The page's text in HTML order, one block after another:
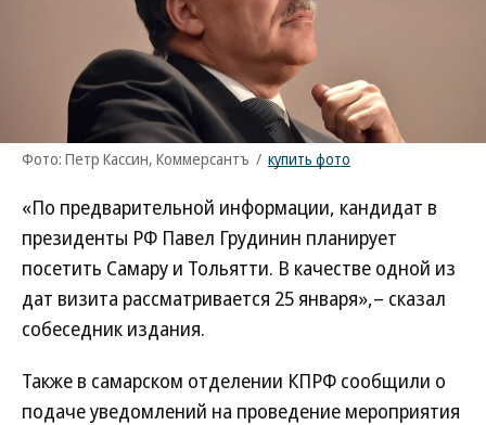
Фото: Петр Кассин, Коммерсантъ / купить фото
«По предварительной информации, кандидат в
президенты РФ Павел Грудинин планирует
посетить Самару и Тольятти. В качестве одной из
дат визита рассматривается 25 января»,– сказал
собеседник издания.
Также в самарском отделении КПРФ сообщили о
подаче уведомлений на проведение мероприятия